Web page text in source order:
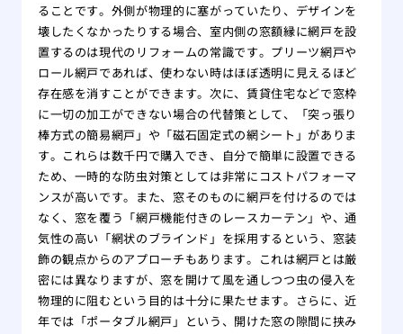
ることです。外側が物理的に塞がっていたり、デザインを
壊したくなかったりする場合、室内側の窓額縁に網戸を設
置するのは現代のリフォームの常識です。プリーツ網戸や
ロール網戸であれば、使わない時はほぼ透明に見えるほど
存在感を消すことができます。次に、賃貸住宅などで窓枠
に一切の加工ができない場合の代替策として、「突っ張り
棒方式の簡易網戸」や「磁石固定式の網シート」がありま
す。これらは数千円で購入でき、自分で簡単に設置できる
ため、一時的な防虫対策としては非常にコストパフォーマ
ンスが高いです。また、窓そのものに網戸を付けるのでは
なく、窓を覆う「網戸機能付きのレースカーテン」や、通
気性の高い「網状のブラインド」を採用するという、窓装
飾の観点からのアプローチもあります。これは網戸とは厳
密には異なりますが、窓を開けて風を通しつつ虫の侵入を
物理的に阻むという目的は十分に果たせます。さらに、近
年では「ポータブル網戸」という、開けた窓の隙間に挟み